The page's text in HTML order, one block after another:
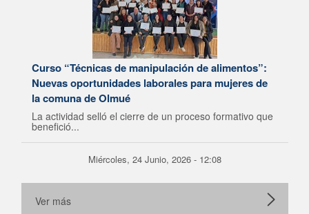
Curso “Técnicas de manipulación de alimentos”:
Nuevas oportunidades laborales para mujeres de
la comuna de Olmué
La actividad selló el cierre de un proceso formativo que
benefició...
Miércoles, 24 Junio, 2026 - 12:08
Ver más